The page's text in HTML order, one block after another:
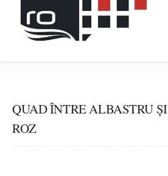
QUAD ÎNTRE ALBASTRU ȘI
ROZ